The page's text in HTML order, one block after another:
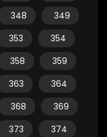
348
349
353
354
358
359
363
364
368
369
373
374